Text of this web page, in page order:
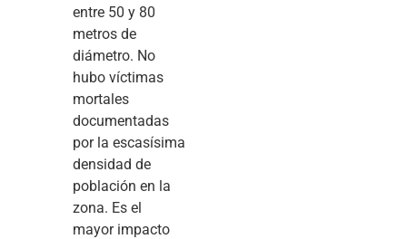
entre 50 y 80
metros de
diámetro. No
hubo víctimas
mortales
documentadas
por la escasísima
densidad de
población en la
zona. Es el
mayor impacto